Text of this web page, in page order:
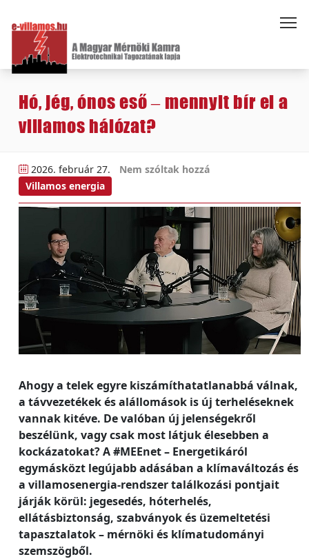
Hó, jég, ónos eső – mennyit bír el a
villamos hálózat?
2026. február 27.
Nem szóltak hozzá
Villamos energia
Ahogy a telek egyre kiszámíthatatlanabbá válnak,
a távvezetékek és alállomások is új terheléseknek
vannak kitéve. De valóban új jelenségekről
beszélünk, vagy csak most látjuk élesebben a
kockázatokat? A #MEEnet – Energetikáról
egymásközt legújabb adásában a klímaváltozás és
a villamosenergia-rendszer találkozási pontjait
járják körül: jegesedés, hóterhelés,
ellátásbiztonság, szabványok és üzemeltetési
tapasztalatok – mérnöki és klímatudományi
szemszögből.